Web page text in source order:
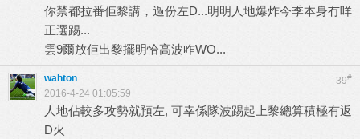
你禁都拉番佢黎講，過份左D...明明人地爆炸今季本身冇咩
正選踢...
雲9爾放佢出黎擺明恰高波咋WO...
39#
wahton
2016-4-24 01:05:59
人地佔較多攻勢就預左, 可幸係隊波踢起上黎總算積極有返
D火